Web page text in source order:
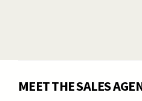
MEET THE SALES